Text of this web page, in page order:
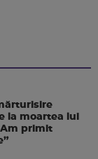
la moartea lui
primit